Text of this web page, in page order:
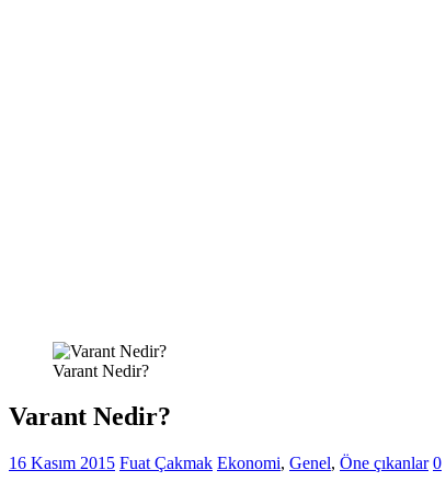
Varant Nedir?
Varant Nedir?
16 Kasım 2015 Fuat Çakmak Ekonomi, Genel, Öne çıkanlar 0